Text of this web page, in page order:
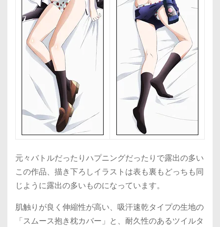
元々バトルだったりハプニングだったりで露出の多い
この作品、描き下ろしイラストは表も裏もどっちも同
じように露出の多いものになっています。
肌触りが良く伸縮性が高い、吸汗速乾タイプの生地の
「スムース抱き枕カバー」と、耐久性のあるツイルタ